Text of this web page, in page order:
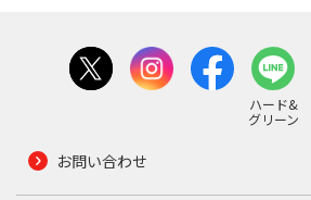
ハード&
グリーン
お問い合わせ